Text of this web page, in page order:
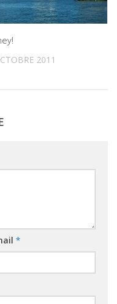
2011
*